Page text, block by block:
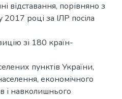
відставання, порівняно з
році за ІЛР посіла
зі 180 країн-
пунктів України,
економічного
і навколишнього